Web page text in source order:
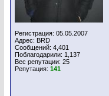
Регистрация: 05.05.2007
Адрес: BRD
Сообщений: 4,401
Поблагодарили: 1,137
Вес репутации: 25
Репутация: 141